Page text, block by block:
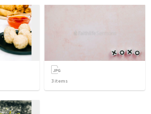
3 items